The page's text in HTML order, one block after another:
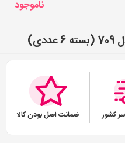
ناموجود
کشور ضمانت اصل بودن کالا